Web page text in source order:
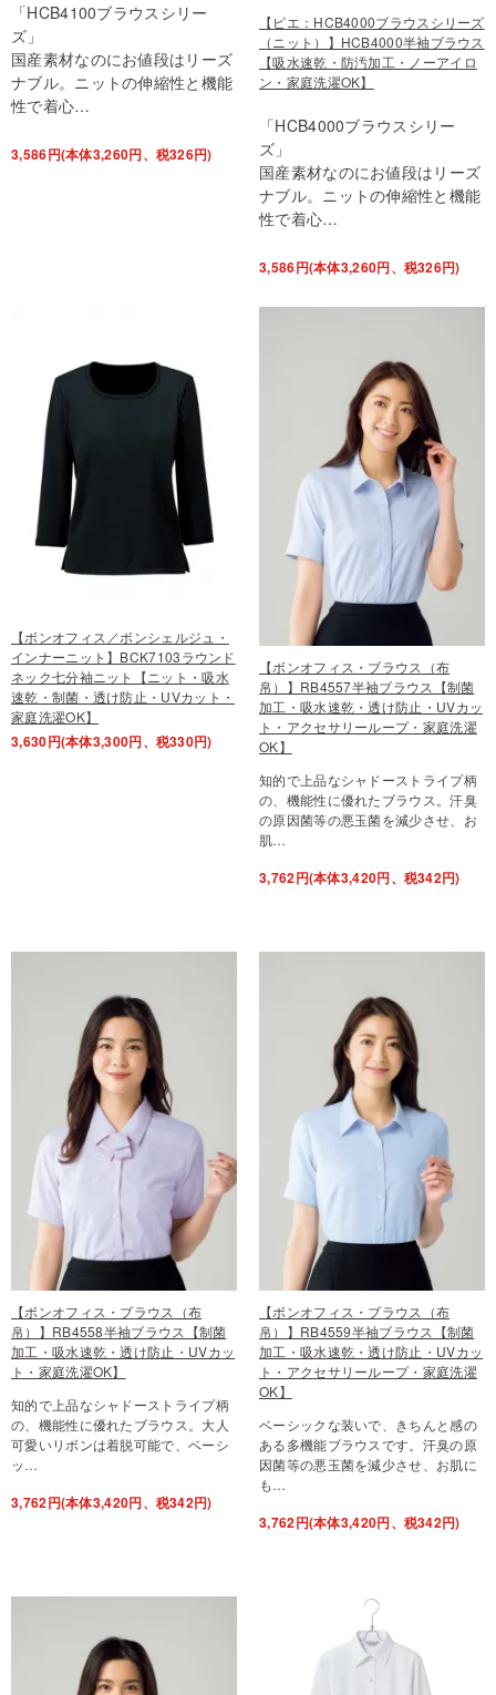
「HCB4100ブラウスシリー
ズ」
国産素材なのにお値段はリーズ
ナブル。ニットの伸縮性と機能
性で着心…
3,586円(本体3,260円、税326円)
【ピエ：HCB4000ブラウスシリーズ
（ニット）】HCB4000半袖ブラウス
【吸水速乾・防汚加工・ノーアイロ
ン・家庭洗濯OK】
「HCB4000ブラウスシリー
ズ」
国産素材なのにお値段はリーズ
ナブル。ニットの伸縮性と機能
性で着心…
3,586円(本体3,260円、税326円)
【ボンオフィス／ボンシェルジュ・
インナーニット】BCK7103ラウンド
ネック七分袖ニット【ニット・吸水
速乾・制菌・透け防止・UVカット・
家庭洗濯OK】
3,630円(本体3,300円、税330円)
【ボンオフィス・ブラウス（布
帛）】RB4557半袖ブラウス【制菌
加工・吸水速乾・透け防止・UVカッ
ト・アクセサリーループ・家庭洗濯
OK】
知的で上品なシャドーストライプ柄
の、機能性に優れたブラウス。汗臭
の原因菌等の悪玉菌を減少させ、お
肌…
3,762円(本体3,420円、税342円)
【ボンオフィス・ブラウス（布
帛）】RB4558半袖ブラウス【制菌
加工・吸水速乾・透け防止・UVカッ
ト・家庭洗濯OK】
知的で上品なシャドーストライプ柄
の、機能性に優れたブラウス。大人
可愛いリボンは着脱可能で、ベーシ
ッ…
3,762円(本体3,420円、税342円)
【ボンオフィス・ブラウス（布
帛）】RB4559半袖ブラウス【制菌
加工・吸水速乾・透け防止・UVカッ
ト・アクセサリーループ・家庭洗濯
OK】
ベーシックな装いで、きちんと感の
ある多機能ブラウスです。汗臭の原
因菌等の悪玉菌を減少させ、お肌に
も…
3,762円(本体3,420円、税342円)